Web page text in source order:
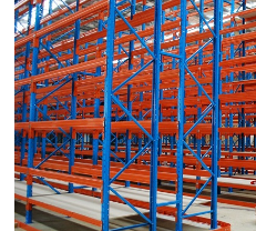
司-
仓
储
货
架|
超